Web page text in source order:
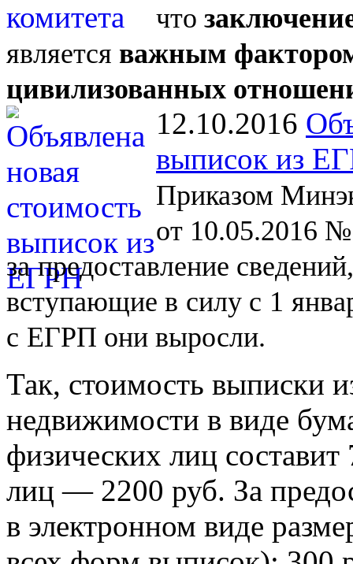
что
является важным
цивилизованных
12.10.2016
выписок из
Приказом
от 10.05.2016 №
за предоставление
вступающие в силу с 1
с ЕГРП они выросли.
Так, стоимость выписки
недвижимости в виде
физических лиц
лиц — 2200 руб. За
в электронном виде